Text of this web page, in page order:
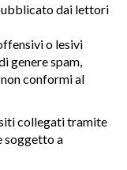
dai lettori
o lesivi
genere spam,
conformi al
collegati tramite
soggetto a